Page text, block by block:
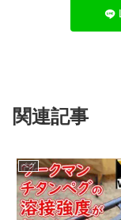
関連記事
ペグ